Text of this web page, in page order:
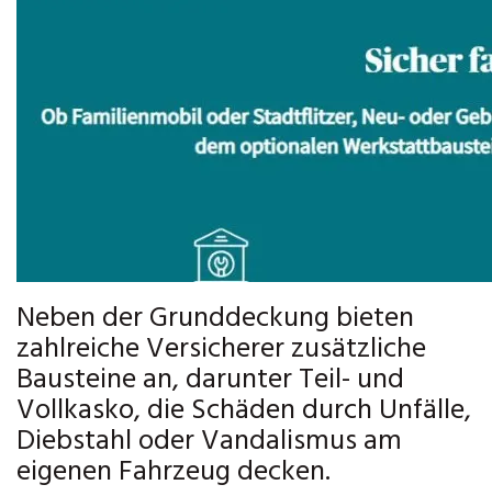
Neben der Grunddeckung bieten
zahlreiche Versicherer zusätzliche
Bausteine an, darunter Teil- und
Vollkasko, die Schäden durch Unfälle,
Diebstahl oder Vandalismus am
eigenen Fahrzeug decken.